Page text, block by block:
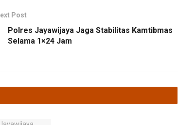
Post
Polres Jayawijaya Jaga Stabilitas Kamtibmas
Selama 1×24 Jam